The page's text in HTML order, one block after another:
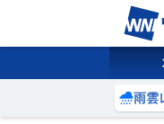
雨雲